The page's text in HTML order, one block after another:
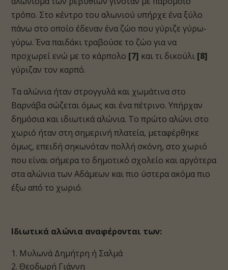
τρόπο. Στο κέντρο του αλωνιού υπήρχε ένα ξύλο
πάνω στο οποίο έδεναν ένα ζώο που γύριζε γύρω-
γύρω. Ένα παιδάκι τραβούσε το ζώο για να
προχωρεί ενώ με το κάρπολο [7] και τι δικούλι [8]
γύριζαν τον καρπό.
Τα αλώνια ήταν στρογγυλά και χωμάτινα στο
Βαρνάβα σώζεται όμως και ένα πέτρινο. Υπήρχαν
δημόσια και ιδιωτικά αλώνια. Το πρώτο αλώνι στο
χωριό ήταν στη σημερινή πλατεία, μεταφέρθηκε
όμως, επειδή σηκωνόταν πολλή σκόνη, στο χωριό
που είναι σήμερα το δημοτικό σχολείο και αργότερα
στα αλώνια των Αδάμεων και πιο ύστερα ακόμα πιο
έξω από το χωριό.
Ιδιωτικά αλώνια αναφέρονται των:
Μυλωνά Δημήτρη ή Σαλμά
Θεοδωρή Γιάννη